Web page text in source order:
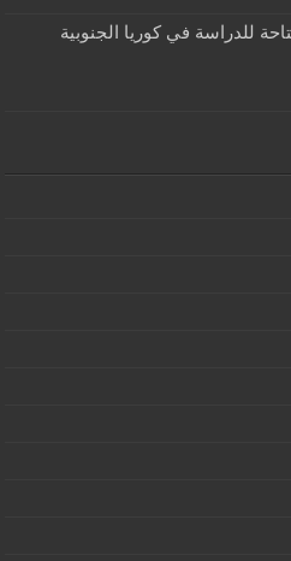
للدراسة في كوريا الجنوبية